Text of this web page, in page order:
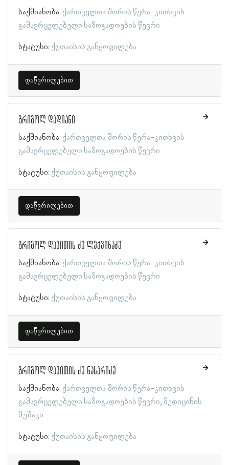
საქმიანობა: ქართველთა შორის წერა-კითხვის
გამავრცელებელი საზოგადოების წევრი
სტატუსი: ქუთაისის განყოფილება
დაწვრილებით
გრიგოლ დადიანი
საქმიანობა: ქართველთა შორის წერა-კითხვის
გამავრცელებელი საზოგადოების წევრი
სტატუსი: ქუთაისის განყოფილება
დაწვრილებით
გრიგოლ დავითის ძე ლექვინაძე
საქმიანობა: ქართველთა შორის წერა-კითხვის
გამავრცელებელი საზოგადოების წევრი
სტატუსი: ქუთაისის განყოფილება
დაწვრილებით
გრიგოლ დავითის ძე ნასარიძე
საქმიანობა: ქართველთა შორის წერა-კითხვის
გამავრცელებელი საზოგადოების წევრი მედიცინის
მუშაკი
სტატუსი: ქუთაისის განყოფილება